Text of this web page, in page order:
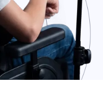
Программы